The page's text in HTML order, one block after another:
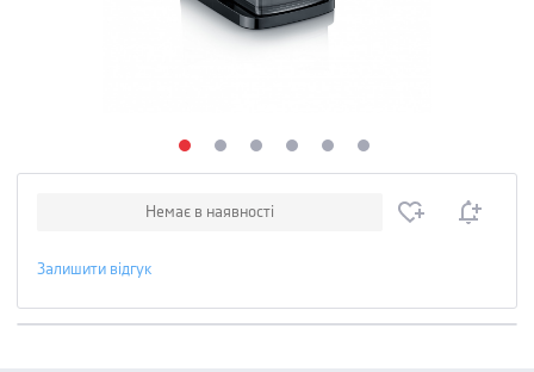
Немає в наявності
Залишити відгук